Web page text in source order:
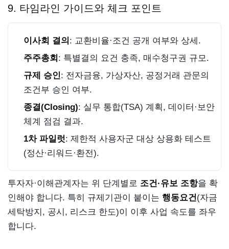
9. 타임라인 가이드와 체크 포인트
이사회 결의 : 교환비율·조건 공개 여부와 상세.
주주총회 : 특별결의 요건 충족, 매수청구권 규모.
규제 승인: 전자금융, 가상자산, 공정거래 관문의
조건부 승인 여부.
종결(Closing): 실무 통합(TSA) 계획, 데이터·보안
체계 점검 결과.
1차 파일럿: 제한적 사용자군 대상 상용화 테스트
(정산·리워드·환전).
투자자·이해관계자는 위 단계별로 조건·유보 조항을 확
인해야 합니다. 특히 규제기관이 붙이는 행동요건(자금
세탁방지, 공시, 리스크 한도)이 이후 사업 속도를 좌우
합니다.